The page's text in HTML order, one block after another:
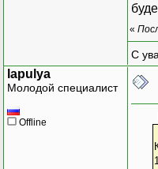
«
С
lapulya
Молодой специалист
Offline